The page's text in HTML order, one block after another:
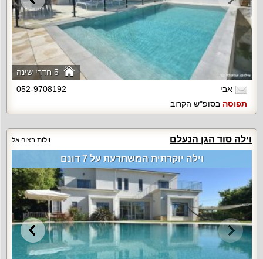
5 חדרי שינה
אבי
052-9708192
תפוסה בסופ"ש הקרוב
וילה סוד הגן הנעלם וילות בצוריאל
וילה יוקרתית המשתרעת על 7 דונם